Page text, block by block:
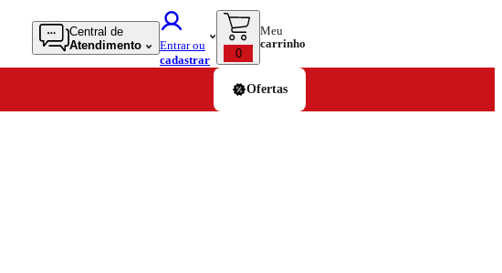
Central de
Atendimento
Entrar ou
cadastrar
0
Meu
carrinho
Ofertas